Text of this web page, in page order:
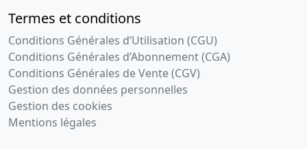
Termes et conditions
Conditions Générales d’Utilisation (CGU)
Conditions Générales d’Abonnement (CGA)
Conditions Générales de Vente (CGV)
Gestion des données personnelles
Gestion des cookies
Mentions légales